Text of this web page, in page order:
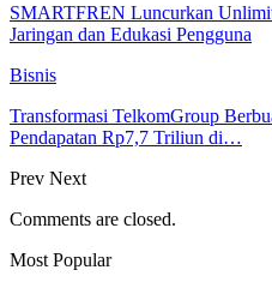
SMARTFREN Luncurkan
Jaringan dan Edukasi Pengguna
Bisnis
Transformasi TelkomGroup
Pendapatan Rp7,7 Triliun di…
Prev Next
Comments are closed.
Most Popular